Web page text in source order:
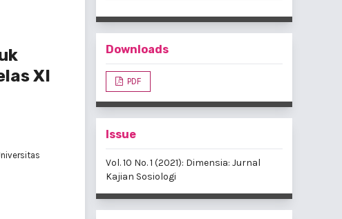
XI
Downloads
PDF
Issue
Vol. 10 No. 1 (2021): Dimensia: Jurnal
Kajian Sosiologi